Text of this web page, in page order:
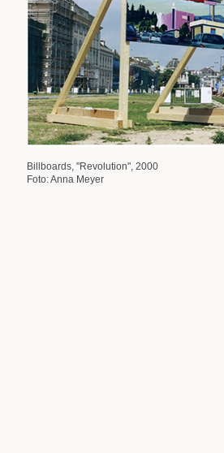
Billboards, "Revolution", 2000
Foto: Anna Meyer